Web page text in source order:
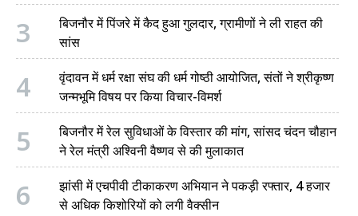
3
बिजनौर में पिंजरे में कैद हुआ गुलदार, ग्रामीणों ने ली राहत की
सांस
4
वृंदावन में धर्म रक्षा संघ की धर्म गोष्ठी आयोजित, संतों ने श्रीकृष्ण
जन्मभूमि विषय पर किया विचार-विमर्श
5
बिजनौर में रेल सुविधाओं के विस्तार की मांग, सांसद चंदन चौहान
ने रेल मंत्री अश्विनी वैष्णव से की मुलाकात
6
झांसी में एचपीवी टीकाकरण अभियान ने पकड़ी रफ्तार, 4 हजार
से अधिक किशोरियों को लगी वैक्सीन